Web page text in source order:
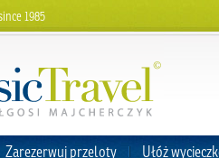
1985
Zarezerwuj przeloty Ułóż